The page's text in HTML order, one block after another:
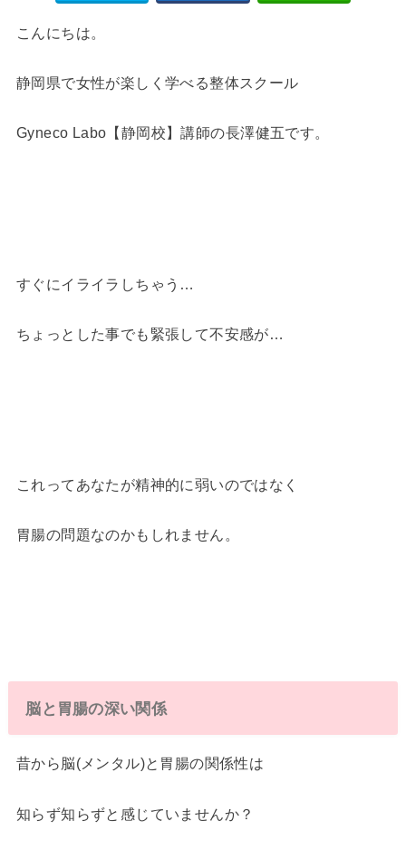
こんにちは。
静岡県で女性が楽しく学べる整体スクール
Gyneco Labo【静岡校】講師の長澤健五です。
すぐにイライラしちゃう…
ちょっとした事でも緊張して不安感が…
これってあなたが精神的に弱いのではなく
胃腸の問題なのかもしれません。
脳と胃腸の深い関係
昔から脳(メンタル)と胃腸の関係性は
知らず知らずと感じていませんか？